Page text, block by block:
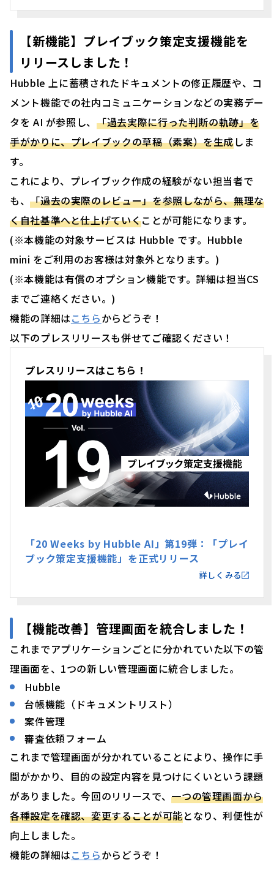
【新機能】プレイブック策定支援機能を
リリースしました！
Hubble 上に蓄積されたドキュメントの修正履歴や、コ
メント機能での社内コミュニケーションなどの実務デー
タを AI が参照し、「過去実際に行った判断の軌跡」を
手がかりに、プレイブックの草稿（素案）を生成しま
す。
これにより、プレイブック作成の経験がない担当者で
も、「過去の実際のレビュー」を参照しながら、無理な
く自社基準へと仕上げていくことが可能になります。
(※本機能の対象サービスは Hubble です。Hubble
mini をご利用のお客様は対象外となります。)
(※本機能は有償のオプション機能です。詳細は担当CS
までご連絡ください。)
機能の詳細はこちらからどうぞ！
以下のプレスリリースも併せてご確認ください！
プレスリリースはこちら！
「20 Weeks by Hubble AI」第19弾：「プレイ
ブック策定支援機能」を正式リリース
詳しくみる
【機能改善】管理画面を統合しました！
これまでアプリケーションごとに分かれていた以下の管
理画面を、1つの新しい管理画面に統合しました。
Hubble
台帳機能（ドキュメントリスト）
案件管理
審査依頼フォーム
これまで管理画面が分かれていることにより、操作に手
間がかかり、目的の設定内容を見つけにくいという課題
がありました。今回のリリースで、一つの管理画面から
各種設定を確認、変更することが可能となり、利便性が
向上しました。
機能の詳細はこちらからどうぞ！